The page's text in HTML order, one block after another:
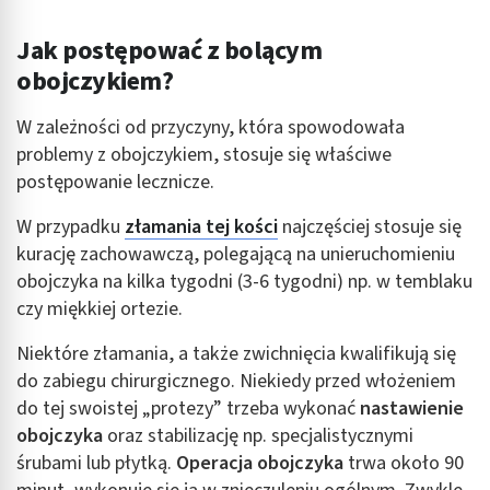
Jak postępować z bolącym
obojczykiem?
W zależności od przyczyny, która spowodowała
problemy z obojczykiem, stosuje się właściwe
postępowanie lecznicze.
W przypadku złamania tej kości najczęściej stosuje się
kurację zachowawczą, polegającą na unieruchomieniu
obojczyka na kilka tygodni (3-6 tygodni) np. w temblaku
czy miękkiej ortezie.
Niektóre złamania, a także zwichnięcia kwalifikują się
do zabiegu chirurgicznego. Niekiedy przed włożeniem
do tej swoistej „protezy” trzeba wykonać nastawienie
obojczyka oraz stabilizację np. specjalistycznymi
śrubami lub płytką. Operacja obojczyka trwa około 90
Pomiar efektywności treści
Rozumienie odbiorców dzięki statystyce lub
kombinacji danych z różnych źródeł
Rozwój i ulepszanie usług
Wykorzystywanie ograniczonych danych do
wyboru treści
Funkcje specjalne IAB:
Użycie dokładnych danych geolokalizacyjnych
Identyfikowanie urządzeń na podstawie
aktywnie żądanych informacji
Cele przetwarzania inne niż IAB:
Niezbędne